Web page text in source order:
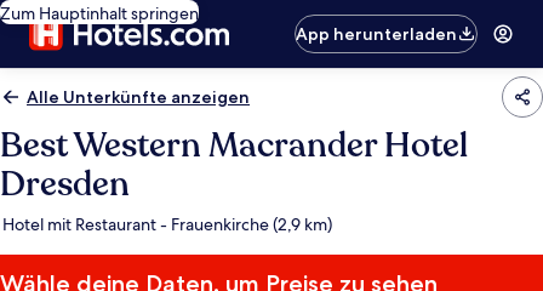
Zum Hauptinhalt springen
App herunterladen
Alle Unterkünfte anzeigen
Best Western Macrander Hotel
Dresden
Hotel mit Restaurant - Frauenkirche (2,9 km)
Wähle deine Daten, um Preise zu sehen